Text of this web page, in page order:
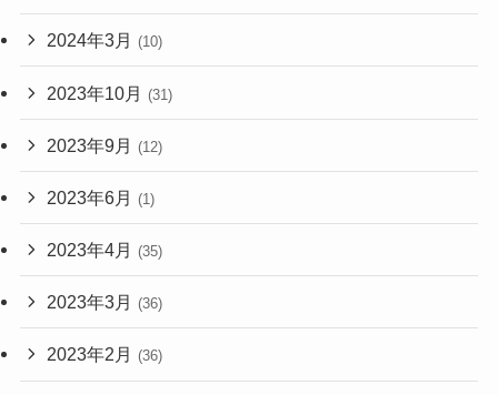
2024年3月 (10)
2023年10月 (31)
2023年9月 (12)
2023年6月 (1)
2023年4月 (35)
2023年3月 (36)
2023年2月 (36)